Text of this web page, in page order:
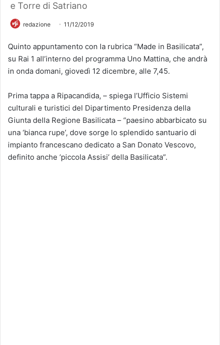
e Torre di Satriano
redazione 11/12/2019
Quinto appuntamento con la rubrica “Made in Basilicata”,
su Rai 1 all’interno del programma Uno Mattina, che andrà
in onda domani, giovedì 12 dicembre, alle 7,45.
Prima tappa a Ripacandida, – spiega l’Ufficio Sistemi
culturali e turistici del Dipartimento Presidenza della
Giunta della Regione Basilicata – “paesino abbarbicato su
una ‘bianca rupe’, dove sorge lo splendido santuario di
impianto francescano dedicato a San Donato Vescovo,
definito anche ‘piccola Assisi’ della Basilicata”.